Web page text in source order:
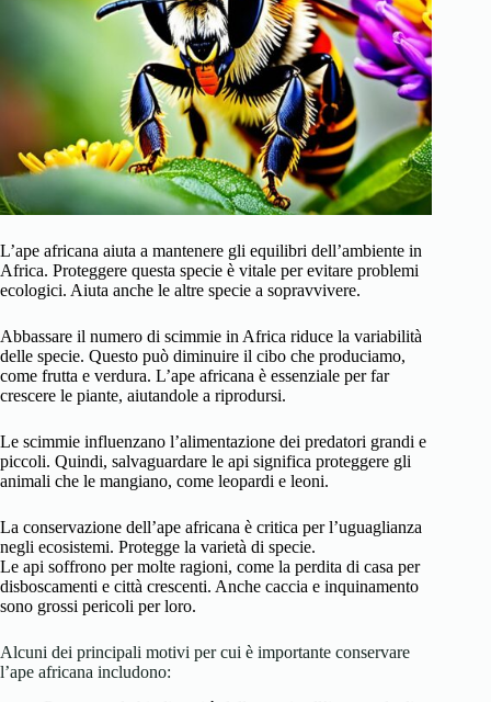
L’ape africana aiuta a mantenere gli equilibri dell’ambiente in
Africa. Proteggere questa specie è vitale per evitare problemi
ecologici. Aiuta anche le altre specie a sopravvivere.
Abbassare il numero di scimmie in Africa riduce la variabilità
delle specie. Questo può diminuire il cibo che produciamo,
come frutta e verdura. L’ape africana è essenziale per far
crescere le piante, aiutandole a riprodursi.
Le scimmie influenzano l’alimentazione dei predatori grandi e
piccoli. Quindi, salvaguardare le api significa proteggere gli
animali che le mangiano, come leopardi e leoni.
La conservazione dell’ape africana è critica per l’uguaglianza
negli ecosistemi. Protegge la varietà di specie.
Le api soffrono per molte ragioni, come la perdita di casa per
disboscamenti e città crescenti. Anche caccia e inquinamento
sono grossi pericoli per loro.
Alcuni dei principali motivi per cui è importante conservare
l’ape africana includono: